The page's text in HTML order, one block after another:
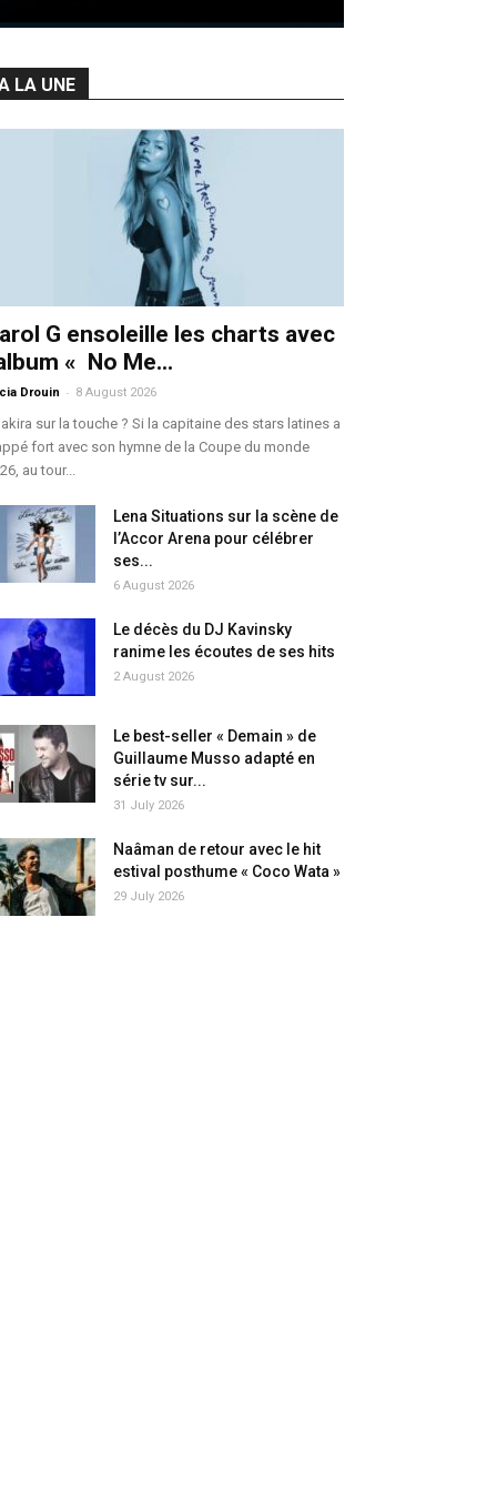
LA UNE
G ensoleille les charts avec
« No Me...
Drouin - 8 August 2026
sur la touche ? Si la capitaine des stars latines a
fort avec son hymne de la Coupe du monde
au tour...
Lena Situations sur la scène de
l’Accor Arena pour célébrer
ses...
6 August 2026
Le décès du DJ Kavinsky
ranime les écoutes de ses hits
2 August 2026
Le best-seller « Demain » de
Guillaume Musso adapté en
série tv sur...
31 July 2026
Naâman de retour avec le hit
estival posthume « Coco Wata »
29 July 2026